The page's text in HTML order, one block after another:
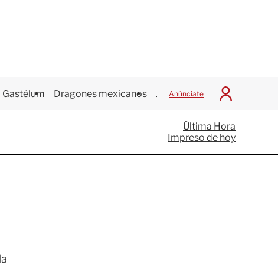
Gastélum Dragones mexicanos Juegos Centroamericanos
Anúnciate
I
c
i
a
Última Hora
Impreso de hoy